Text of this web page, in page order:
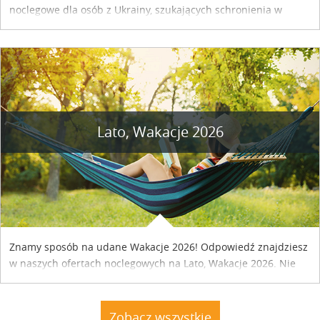
noclegowe dla osób z Ukrainy, szukających schronienia w
Lato, Wakacje 2026
Znamy sposób na udane Wakacje 2026! Odpowiedź znajdziesz
w naszych ofertach noclegowych na Lato, Wakacje 2026. Nie
zwlekaj atrakcyjne noclegi czekają...